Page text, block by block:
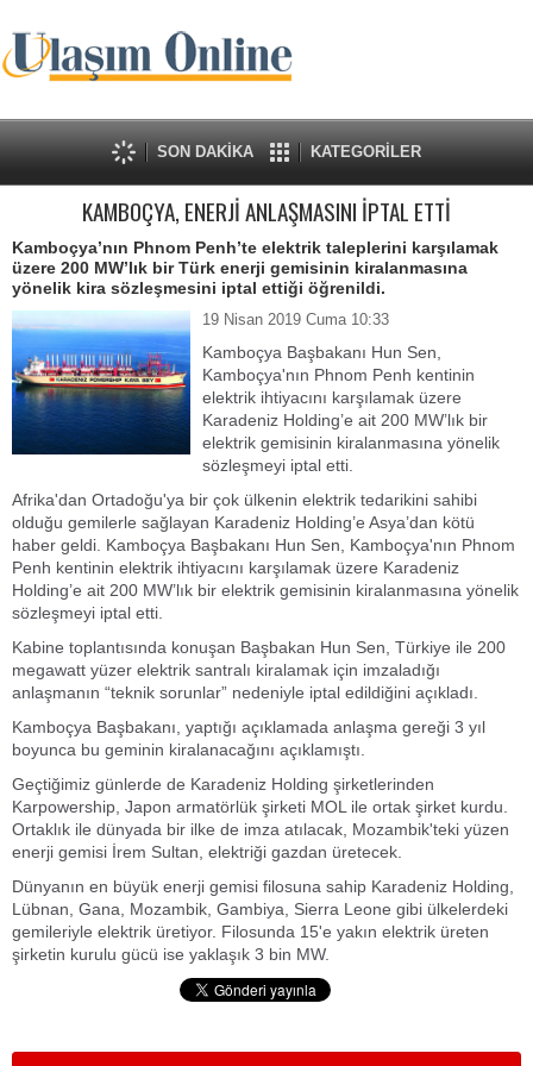
SON DAKİKA KATEGORİLER
KAMBOÇYA, ENERJİ ANLAŞMASINI İPTAL ETTİ
Kamboçya’nın Phnom Penh’te elektrik taleplerini karşılamak
üzere 200 MW’lık bir Türk enerji gemisinin kiralanmasına
yönelik kira sözleşmesini iptal ettiği öğrenildi.
19 Nisan 2019 Cuma 10:33
Kamboçya Başbakanı Hun Sen,
Kamboçya'nın Phnom Penh kentinin
elektrik ihtiyacını karşılamak üzere
Karadeniz Holding’e ait 200 MW’lık bir
elektrik gemisinin kiralanmasına yönelik
sözleşmeyi iptal etti.
Afrika'dan Ortadoğu'ya bir çok ülkenin elektrik tedarikini sahibi
olduğu gemilerle sağlayan Karadeniz Holding’e Asya’dan kötü
haber geldi. Kamboçya Başbakanı Hun Sen, Kamboçya'nın Phnom
Penh kentinin elektrik ihtiyacını karşılamak üzere Karadeniz
Holding’e ait 200 MW’lık bir elektrik gemisinin kiralanmasına yönelik
sözleşmeyi iptal etti.
Kabine toplantısında konuşan Başbakan Hun Sen, Türkiye ile 200
megawatt yüzer elektrik santralı kiralamak için imzaladığı
anlaşmanın “teknik sorunlar” nedeniyle iptal edildiğini açıkladı.
Kamboçya Başbakanı, yaptığı açıklamada anlaşma gereği 3 yıl
boyunca bu geminin kiralanacağını açıklamıştı.
Geçtiğimiz günlerde de Karadeniz Holding şirketlerinden
Karpowership, Japon armatörlük şirketi MOL ile ortak şirket kurdu.
Ortaklık ile dünyada bir ilke de imza atılacak, Mozambik'teki yüzen
enerji gemisi İrem Sultan, elektriği gazdan üretecek.
Dünyanın en büyük enerji gemisi filosuna sahip Karadeniz Holding,
Lübnan, Gana, Mozambik, Gambiya, Sierra Leone gibi ülkelerdeki
gemileriyle elektrik üretiyor. Filosunda 15'e yakın elektrik üreten
şirketin kurulu gücü ise yaklaşık 3 bin MW.